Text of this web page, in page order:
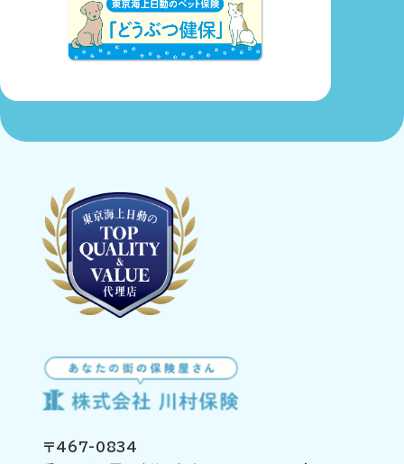
〒467-0834